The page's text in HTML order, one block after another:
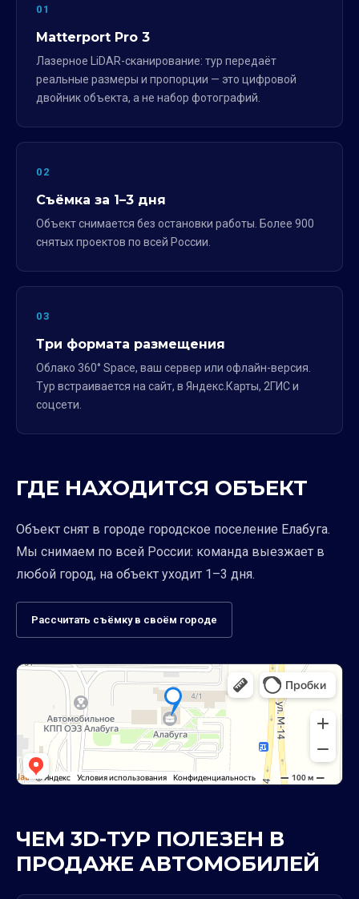
01
Matterport Pro 3
Лазерное LiDAR-сканирование: тур передаёт
реальные размеры и пропорции — это цифровой
двойник объекта, а не набор фотографий.
02
Съёмка за 1–3 дня
Объект снимается без остановки работы. Более 900
снятых проектов по всей России.
03
Три формата размещения
Облако 360° Space, ваш сервер или офлайн-версия.
Тур встраивается на сайт, в Яндекс.Карты, 2ГИС и
соцсети.
ГДЕ НАХОДИТСЯ ОБЪЕКТ
Объект снят в городе городское поселение Елабуга.
Мы снимаем по всей России: команда выезжает в
любой город, на объект уходит 1–3 дня.
Рассчитать съёмку в своём городе
ЧЕМ 3D-ТУР ПОЛЕЗЕН В
ПРОДАЖЕ АВТОМОБИЛЕЙ